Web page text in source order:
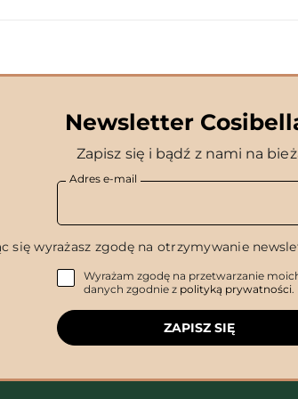
Newsletter
Zapisz się i bądź z nami na
Adres e-mail
się wyrażasz zgodę na otrzymywanie
Wyrażam zgodę na przetwarzanie
danych zgodnie z polityką prywatności.
ZAPISZ SIĘ